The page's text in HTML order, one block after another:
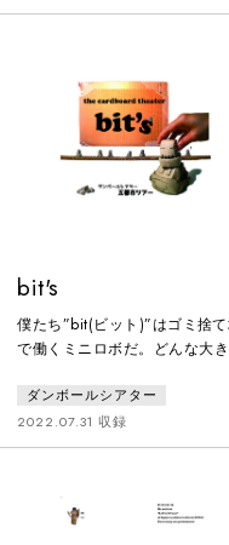
bit's
僕たち”bit(ビット)”はゴミ捨
で働くミニロボだ。どんな大
チコロさ。ガジガジガジガジ！
日も景気よくガラクタをぶっ壊
てたら、「痛い！」中から、
ダンボールシアター
2022.07.31 収録